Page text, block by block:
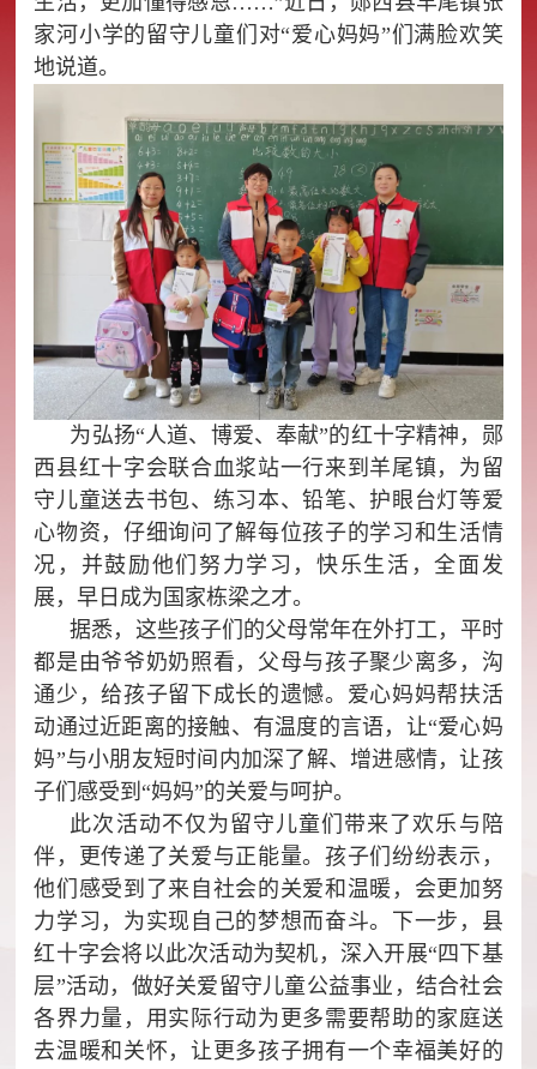
家河小学的留守儿童们对“爱心妈妈”们满脸欢笑
地说道。
为弘扬“人道、博爱、奉献”的红十字精神，郧
西县红十字会联合血浆站一行来到羊尾镇，为留
守儿童送去书包、练习本、铅笔、护眼台灯等爱
心物资，仔细询问了解每位孩子的学习和生活情
况，并鼓励他们努力学习，快乐生活，全面发
展，早日成为国家栋梁之才。
据悉，这些孩子们的父母常年在外打工，平时
都是由爷爷奶奶照看，父母与孩子聚少离多，沟
通少，给孩子留下成长的遗憾。爱心妈妈帮扶活
动通过近距离的接触、有温度的言语，让“爱心妈
妈”与小朋友短时间内加深了解、增进感情，让孩
子们感受到“妈妈”的关爱与呵护。
此次活动不仅为留守儿童们带来了欢乐与陪
伴，更传递了关爱与正能量。孩子们纷纷表示，
他们感受到了来自社会的关爱和温暖，会更加努
力学习，为实现自己的梦想而奋斗。下一步，县
红十字会将以此次活动为契机，深入开展“四下基
层”活动，做好关爱留守儿童公益事业，结合社会
各界力量，用实际行动为更多需要帮助的家庭送
去温暖和关怀，让更多孩子拥有一个幸福美好的